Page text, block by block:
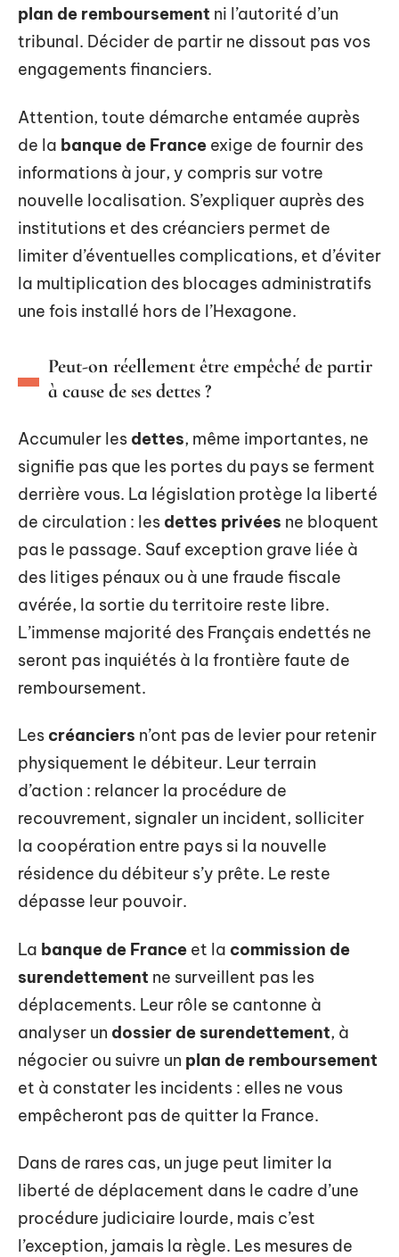
plan de remboursement ni l’autorité d’un
tribunal. Décider de partir ne dissout pas vos
engagements financiers.
Attention, toute démarche entamée auprès
de la banque de France exige de fournir des
informations à jour, y compris sur votre
nouvelle localisation. S’expliquer auprès des
institutions et des créanciers permet de
limiter d’éventuelles complications, et d’éviter
la multiplication des blocages administratifs
une fois installé hors de l’Hexagone.
Peut-on réellement être empêché de partir
à cause de ses dettes ?
Accumuler les dettes, même importantes, ne
signifie pas que les portes du pays se ferment
derrière vous. La législation protège la liberté
de circulation : les dettes privées ne bloquent
pas le passage. Sauf exception grave liée à
des litiges pénaux ou à une fraude fiscale
avérée, la sortie du territoire reste libre.
L’immense majorité des Français endettés ne
seront pas inquiétés à la frontière faute de
remboursement.
Les créanciers n’ont pas de levier pour retenir
physiquement le débiteur. Leur terrain
d’action : relancer la procédure de
recouvrement, signaler un incident, solliciter
la coopération entre pays si la nouvelle
résidence du débiteur s’y prête. Le reste
dépasse leur pouvoir.
La banque de France et la commission de
surendettement ne surveillent pas les
déplacements. Leur rôle se cantonne à
analyser un dossier de surendettement, à
négocier ou suivre un plan de remboursement
et à constater les incidents : elles ne vous
empêcheront pas de quitter la France.
Dans de rares cas, un juge peut limiter la
liberté de déplacement dans le cadre d’une
procédure judiciaire lourde, mais c’est
l’exception, jamais la règle. Les mesures de